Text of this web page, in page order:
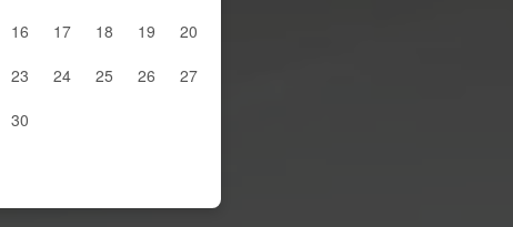
16 17 18 19
20
23 24 25 26
27
30